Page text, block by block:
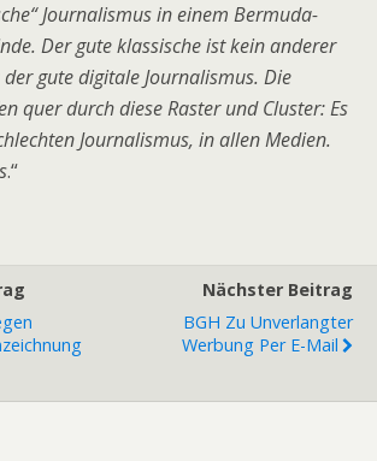
Journalismus in einem Bermuda-
Der gute klassische ist kein anderer
gute digitale Journalismus. Die
quer durch diese Raster und Cluster: Es
Journalismus, in allen Medien.
.“
Nächster Beitrag
BGH Zu Unverlangter
Werbung Per E-Mail